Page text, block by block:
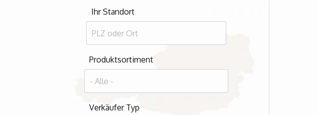
Ihr Standort
Produktsortiment
Verkäufer Typ